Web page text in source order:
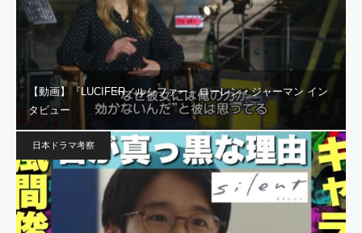
【動画】『LUCIFER／ルシファー』ローレン・ジャーマン イン
タビュー
日本ドラマ考察